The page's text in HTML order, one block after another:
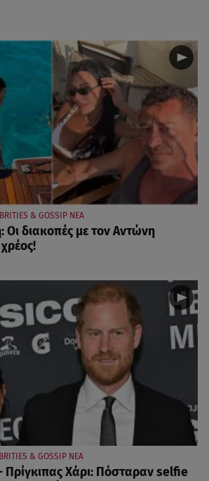
& GOSSIP ΝΕΑ
διακοπές με τον Αντώνη
& GOSSIP ΝΕΑ
Χάρι: Πόσταραν selfie